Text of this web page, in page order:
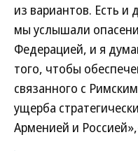
из вариантов. Есть и
мы услышали
Федерацией, и я
того, чтобы
связанного с
ущерба
Арменией и